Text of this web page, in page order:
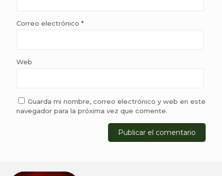
Correo electrónico *
Web
Guarda mi nombre, correo electrónico y web en este
navegador para la próxima vez que comente.